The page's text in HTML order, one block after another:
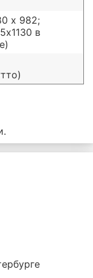
х 982;
в